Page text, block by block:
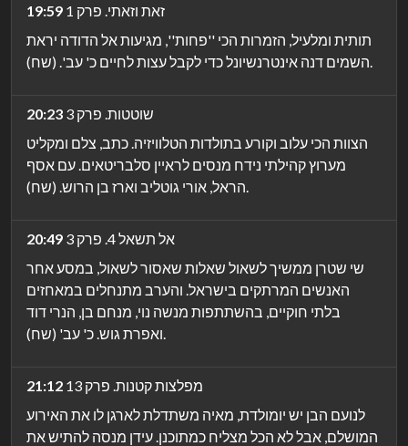
19:59
זאת וזאתי. פרק 1
תותית ומלעיל, הזמרות הכי ''פחות'', מגיעות אל הדודה יראת
השמים דנה אינטרנשיונל כדי לקבל עצות לחיים כ' עב'. (שח).
20:23
שוטטות. פרק 3
הצוות הכי עלוב וקורע בתולדות הטלוויזיה. כתב, צלם ומקליט
מערוץ קהילתי נידח מנסים לראיין סלבריטאים. עם אסף
הראל, אורי גוטליב וארז בן הרוש. (שח).
20:49
אל תשאל 4. פרק 3
שי שטרן ממשיך לשאול שאלות שאסור לשאול, במסע אחר
האנשים המרתקים בישראל. והערב מתנחלים במאחזים
בלתי חוקיים, בהשתתפות מנשה נוי, מנחם בן, הנרי דוד
ואפרת גוש. כ' עב' (שח).
21:12
מפלצות קטנות. פרק 13
לנועם הבן יש יומולדת, מאיה משתדלת לארגן לו את האירוע
המושלם, אבל לא הכל מצליח כמתוכנן. עידן מנסה להתיש את